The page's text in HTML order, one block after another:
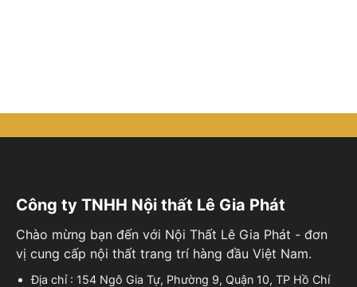
Công ty TNHH Nội thất Lê Gia Phát
Chào mừng bạn đến với Nội Thất Lê Gia Phát - đơn
vị cung cấp nội thất trang trí hàng đầu Việt Nam.
Địa chỉ : 154 Ngô Gia Tự, Phường 9, Quận 10, TP Hồ Chí